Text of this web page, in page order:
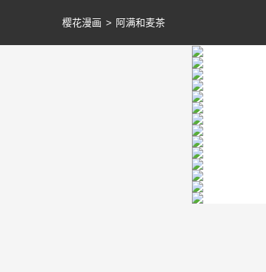
樱花漫画 > 阿满和麦茶